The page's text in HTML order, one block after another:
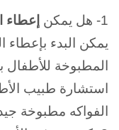
1- هل يمكن إعطاء
يمكن البدء بإعطاء
استشارة طبيب
الفواكه مطبوخة